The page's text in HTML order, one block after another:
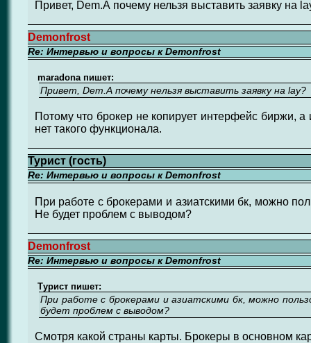
Привет, Dem.А почему нельзя выставить заявку на
Demonfrost
Re: Интервью и вопросы к Demonfrost
maradona пишет:
Привет, Dem.А почему нельзя выставить заявку на lay?
Потому что брокер не копирует интерфейс биржи,
нет такого функционала.
Турист (гость)
Re: Интервью и вопросы к Demonfrost
При работе с брокерами и азиатскими бк, можно
Не будет проблем с выводом?
Demonfrost
Re: Интервью и вопросы к Demonfrost
Турист пишет:
При работе с брокерами и азиатскими бк, можно
будет проблем с выводом?
Смотря какой страны карты. Брокеры в основном